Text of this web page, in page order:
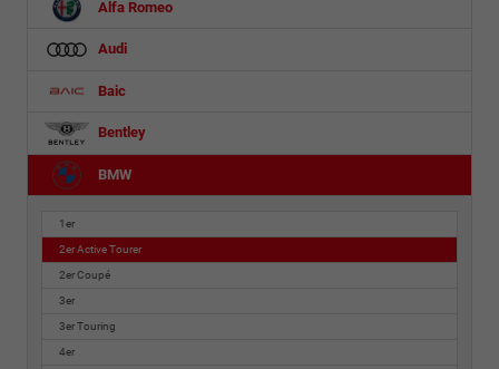
Alfa Romeo
Audi
Baic
Bentley
BMW
1er
2er Active Tourer
2er Coupé
3er
3er Touring
4er